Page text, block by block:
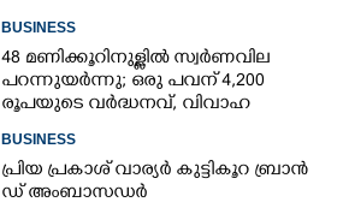
BUSINESS
48 മണിക്കൂറിനുള്ളിൽ സ്വർണവില
പറന്നുയർന്നു; ഒരു പവന് 4,200
രൂപയുടെ വർദ്ധനവ്, വിവാഹ
BUSINESS
പ്രി​യ​ ​പ്ര​കാ​ശ് ​വാ​ര്യർ കു​ട്ടി​കൂ​റ​ ​ ബ്രാ​ൻ​
ഡ് ​അം​ബാ​സ​ഡ​ർ